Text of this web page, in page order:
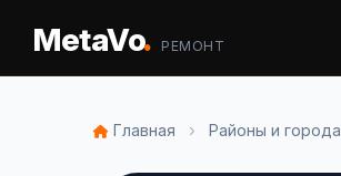
MetaVo. РЕМОНТ
Главная › Районы и города